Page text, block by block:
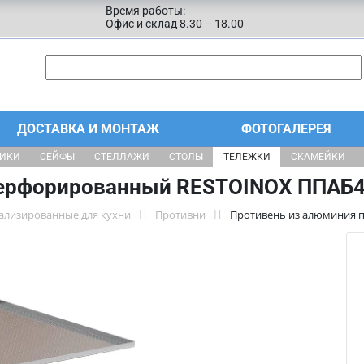
Время работы:
Офис и склад 8.30 – 18.00
ДОСТАВКА И МОНТАЖ ФОТОГАЛЕРЕЯ
СЕЙФЫ СТЕЛЛАЖИ СТОЛЫ ТЕЛЕЖКИ СКАМЕЙКИ
RESTOINOX
для кухни Противни Противень из алюминия